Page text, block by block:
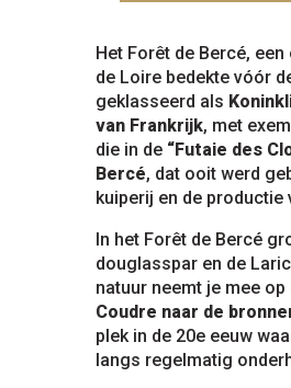
Het Forêt de Bercé,
de Loire bedekte vóór
geklasseerd als
van Frankrijk, met
die in de “Futaie des
Bercé, dat ooit werd
kuiperij en de productie
In het Forêt de Bercé
douglasspar en de
natuur neemt je mee
Coudre naar de
plek in de 20e eeuw
langs regelmatig